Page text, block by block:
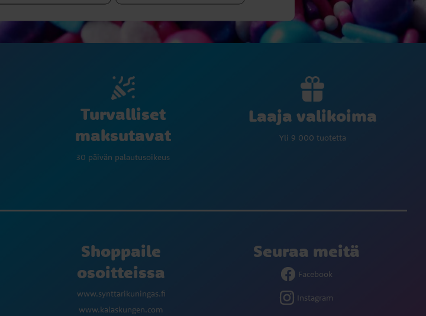
Turvalliset
maksutavat
30 päivän palautusoikeus
Laaja valikoima
Yli 9 000 tuotetta
Shoppaile
osoitteissa
www.synttarikuningas.fi
www.kalaskungen.com
Seuraa meitä
Facebook
Instagram